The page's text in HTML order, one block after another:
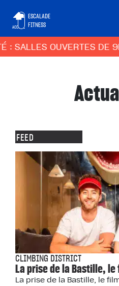
ACCUEIL
ESCALADE
FITNESS
OUVERTES DE 9H À
FEED
CLIMBING DISTRICT
La prise de la Bastille,
La prise de la Bastille, le